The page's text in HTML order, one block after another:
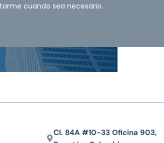
cuando sea necesario.
Cl. 84A #10-33 Oficina 903,